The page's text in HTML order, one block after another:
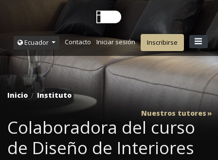
Ecuador Contacto Iniciar sesión Inscribirse
Inicio
Instituto
Nuestros tutores
Colaboradora del curso
de Diseño de Interiores